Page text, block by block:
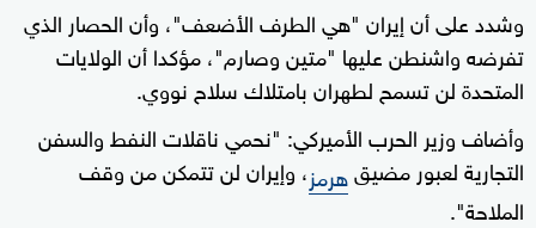
وشدد على أن إيران "هي الطرف الأضعف"، وأن الحصار الذي
تفرضه واشنطن عليها "متين وصارم"، مؤكدا أن الولايات
المتحدة لن تسمح لطهران بامتلاك سلاح نووي.
وأضاف وزير الحرب الأميركي: "نحمي ناقلات النفط والسفن
التجارية لعبور مضيقهرمز، وإيران لن تتمكن من وقف
الملاحة".